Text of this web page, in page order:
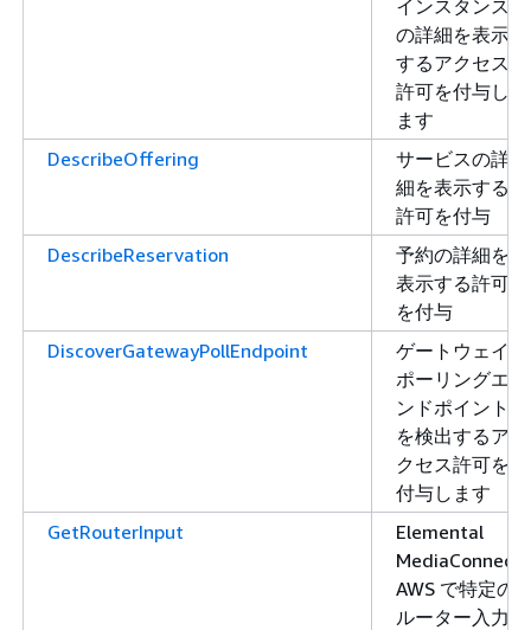
インスタンス
の詳細を表示
するアクセス
許可を付与し
ます
DescribeOffering
サービスの詳
細を表示する
許可を付与
DescribeReservation
予約の詳細を
表示する許可
を付与
DiscoverGatewayPollEndpoint
ゲートウェイ
ポーリングエ
ンドポイント
を検出するア
クセス許可を
付与します
GetRouterInput
Elemental
MediaConnect
AWS で特定の
ルーター入力